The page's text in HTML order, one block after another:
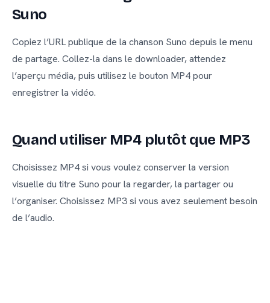
Suno
Copiez l’URL publique de la chanson Suno depuis le menu
de partage. Collez-la dans le downloader, attendez
l’aperçu média, puis utilisez le bouton MP4 pour
enregistrer la vidéo.
Quand utiliser MP4 plutôt que MP3
Choisissez MP4 si vous voulez conserver la version
visuelle du titre Suno pour la regarder, la partager ou
l’organiser. Choisissez MP3 si vous avez seulement besoin
de l’audio.